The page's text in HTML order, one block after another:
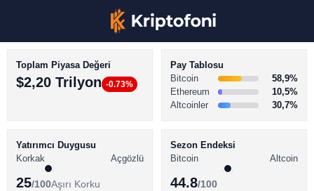
BİTCOİN HABERLERİ
ALTCOİN HABERLERİ
Toplam Piyasa Değeri
$2,20 Trilyon -0.73%
Pay Tablosu
Bitcoin
58,9%
Ethereum
10,5%
Altcoinler
30,7%
Yatırımcı Duygusu
Korkak
Açgözlü
25/100Aşırı Korku
Sezon Endeksi
Bitcoin
Altcoin
44.8/100